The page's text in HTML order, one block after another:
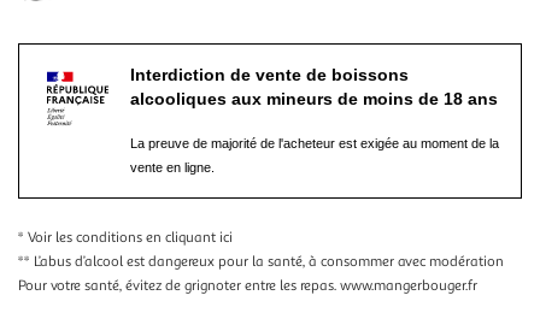
Interdiction de vente de boissons
alcooliques aux mineurs de moins de 18 ans
La preuve de majorité de l'acheteur est exigée au moment de la
vente en ligne.
* Voir les conditions en cliquant ici
** L’abus d’alcool est dangereux pour la santé, à consommer avec modération
Pour votre santé, évitez de grignoter entre les repas. www.mangerbouger.fr